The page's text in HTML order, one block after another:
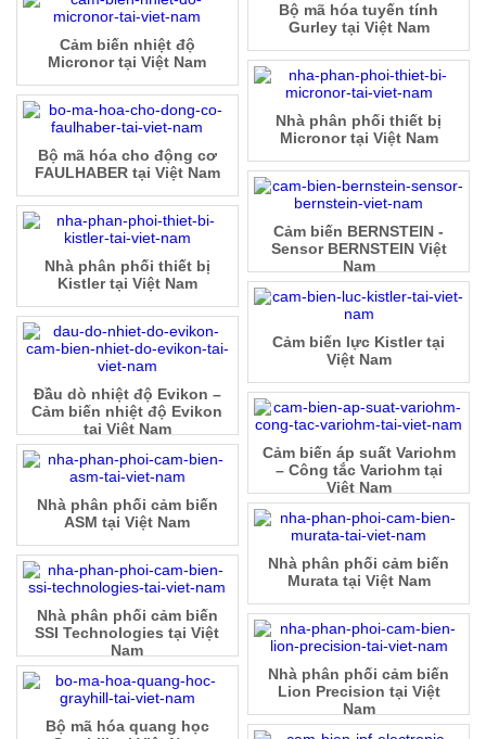
Bộ mã hóa tuyến tính
Gurley tại Việt Nam
Cảm biến nhiệt độ
Micronor tại Việt Nam
Nhà phân phối thiết bị
Micronor tại Việt Nam
Bộ mã hóa cho động cơ
FAULHABER tại Việt Nam
Cảm biến BERNSTEIN -
Sensor BERNSTEIN Việt
Nam
Nhà phân phối thiết bị
Kistler tại Việt Nam
Cảm biến lực Kistler tại
Việt Nam
Đầu dò nhiệt độ Evikon –
Cảm biến nhiệt độ Evikon
tại Việt Nam
Cảm biến áp suất Variohm
– Công tắc Variohm tại
Việt Nam
Nhà phân phối cảm biến
ASM tại Việt Nam
Nhà phân phối cảm biến
Murata tại Việt Nam
Nhà phân phối cảm biến
SSI Technologies tại Việt
Nam
Nhà phân phối cảm biến
Lion Precision tại Việt
Nam
Bộ mã hóa quang học